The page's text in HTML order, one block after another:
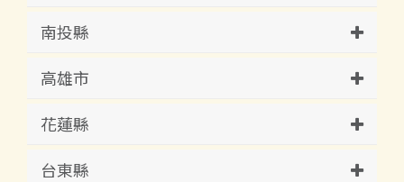
南投縣
高雄市
花蓮縣
台東縣